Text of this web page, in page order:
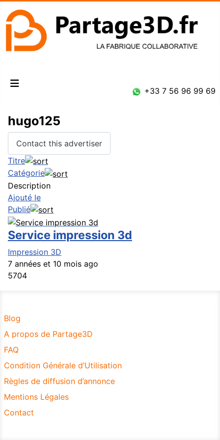
+33 7 56 96 99 69
hugo125
Contact this advertiser
Titre
Catégorie
Description
Ajouté le
Publié
Service impression 3d
Impression 3D
7 années et 10 mois ago
5704
Blog
A propos de Partage3D
FAQ
Condition Générale d’Utilisation
Règles de diffusion d’annonce
Mentions Légales
Contact